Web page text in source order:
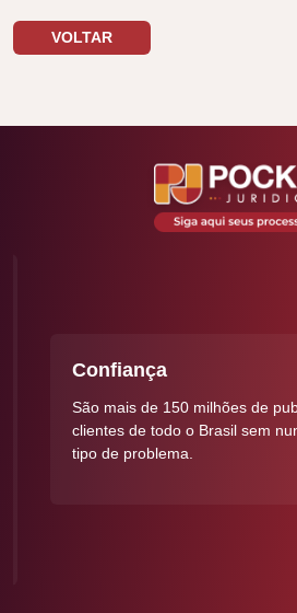
VOLTAR
Confiança
São mais de 150 milhões de
clientes de todo o Brasil sem nunca
tipo de problema.